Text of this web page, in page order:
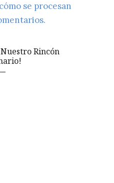
se procesan
Rincón